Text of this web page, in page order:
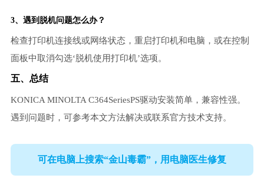
3、遇到脱机问题怎么办？
检查打印机连接线或网络状态，重启打印机和电脑，或在控制
面板中取消勾选‘脱机使用打印机’选项。
五、总结
KONICA MINOLTA C364SeriesPS驱动安装简单，兼容性强。
遇到问题时，可参考本文方法解决或联系官方技术支持。
可在电脑上搜索“金山毒霸”，用电脑医生修复